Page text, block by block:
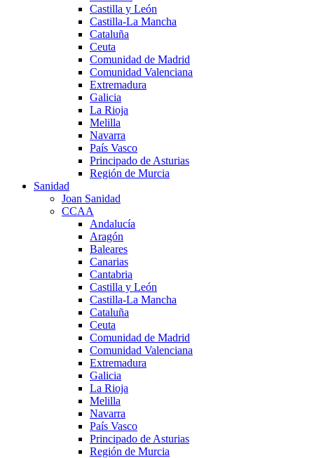
Castilla y León
Castilla-La Mancha
Cataluña
Ceuta
Comunidad de Madrid
Comunidad Valenciana
Extremadura
Galicia
La Rioja
Melilla
Navarra
País Vasco
Principado de Asturias
Región de Murcia
Sanidad
Joan Sanidad
CCAA
Andalucía
Aragón
Baleares
Canarias
Cantabria
Castilla y León
Castilla-La Mancha
Cataluña
Ceuta
Comunidad de Madrid
Comunidad Valenciana
Extremadura
Galicia
La Rioja
Melilla
Navarra
País Vasco
Principado de Asturias
Región de Murcia